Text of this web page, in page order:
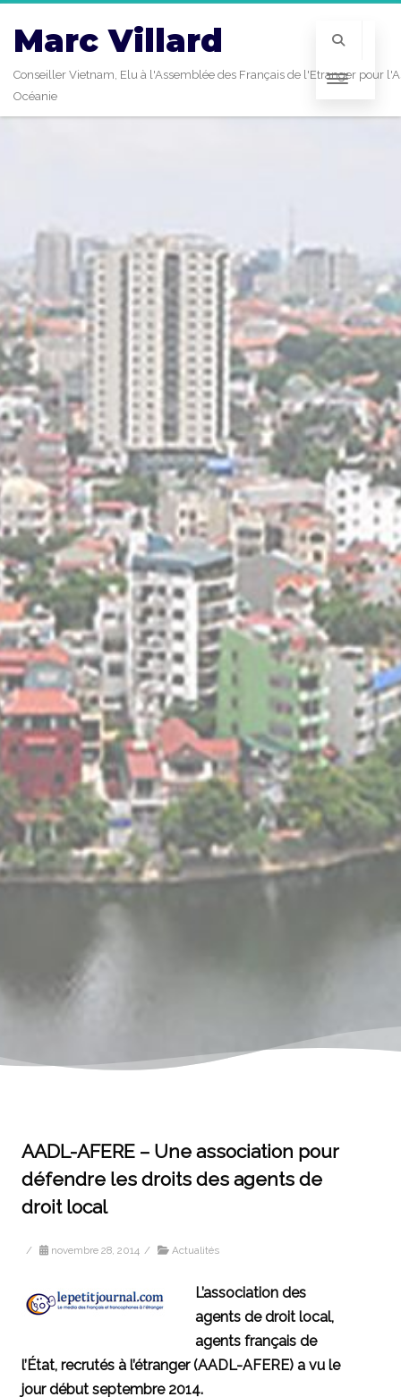
Marc Villard
Conseiller Vietnam, Elu à l'Assemblée des Français de l'Etranger pour
Océanie
AADL-AFERE – Une association pour
défendre les droits des agents de
droit local
/ novembre 28, 2014 / Actualités
L’association des
agents de droit local,
agents français de
l’État, recrutés à l’étranger (AADL-AFERE) a vu le
jour début septembre 2014.